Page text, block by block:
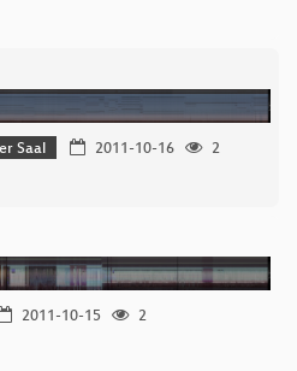
Saal 2011-10-16
2
2011-10-15
2